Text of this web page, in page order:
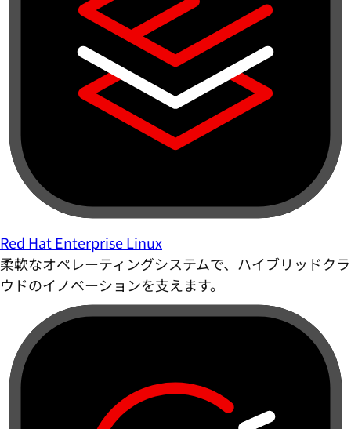
Red Hat Enterprise Linux
柔軟なオペレーティングシステムで、ハイブリッドクラ
ウドのイノベーションを支えます。